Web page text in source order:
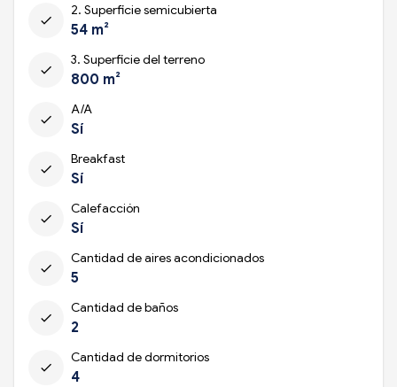
check
2. Superficie semicubierta
54 m²
check
3. Superficie del terreno
800 m²
check
A/A
Sí
check
Breakfast
Sí
check
Calefacción
Sí
check
Cantidad de aires acondicionados
5
check
Cantidad de baños
2
check
Cantidad de dormitorios
4